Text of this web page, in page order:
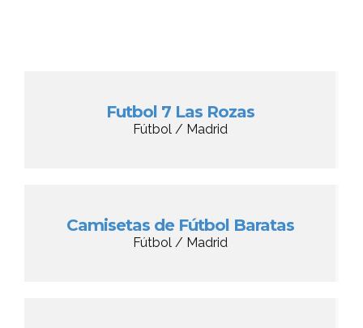
Futbol 7 Las Rozas
Fútbol / Madrid
Camisetas de Fútbol Baratas
Fútbol / Madrid